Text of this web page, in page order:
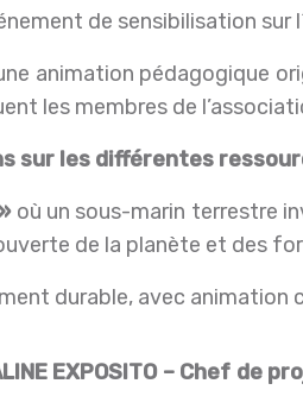
de sensibilisation sur
animation
les membres de
sur les différentes
où un sous-marin terrestre
de la planète et des
durable, avec
EXPOSITO – Chef de